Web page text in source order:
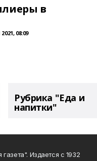
в
08:09
Рубрика "Еда и
напитки"
Издается с 1932